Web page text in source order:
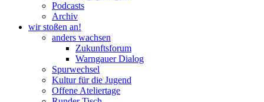
Podcasts
Archiv
wir stoßen an!
anders wachsen
Zukunftsforum
Warngauer Dialog
Spurwechsel
Kultur für die Jugend
Offene Ateliertage